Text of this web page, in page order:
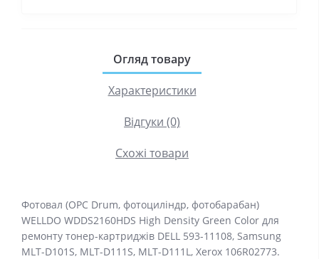
Огляд товару
Характеристики
Відгуки (0)
Схожі товари
Фотовал (OPC Drum, фотоциліндр, фотобарабан)
WELLDO WDDS2160HDS High Density Green Color для
ремонту тонер-картриджів DELL 593-11108, Samsung
MLT-D101S, MLT-D111S, MLT-D111L, Xerox 106R02773.